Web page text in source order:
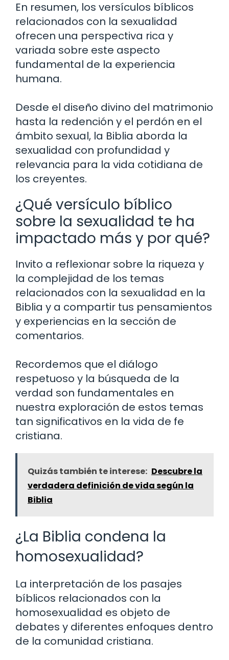
En resumen, los versículos bíblicos
relacionados con la sexualidad
ofrecen una perspectiva rica y
variada sobre este aspecto
fundamental de la experiencia
humana.
Desde el diseño divino del matrimonio
hasta la redención y el perdón en el
ámbito sexual, la Biblia aborda la
sexualidad con profundidad y
relevancia para la vida cotidiana de
los creyentes.
¿Qué versículo bíblico
sobre la sexualidad te ha
impactado más y por qué?
Invito a reflexionar sobre la riqueza y
la complejidad de los temas
relacionados con la sexualidad en la
Biblia y a compartir tus pensamientos
y experiencias en la sección de
comentarios.
Recordemos que el diálogo
respetuoso y la búsqueda de la
verdad son fundamentales en
nuestra exploración de estos temas
tan significativos en la vida de fe
cristiana.
Quizás también te interese: Descubre la
verdadera definición de vida según la
Biblia
¿La Biblia condena la
homosexualidad?
La interpretación de los pasajes
bíblicos relacionados con la
homosexualidad es objeto de
debates y diferentes enfoques dentro
de la comunidad cristiana.